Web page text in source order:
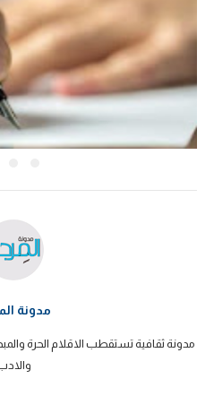
مدونة
مدونة ثقافية تستقطب الاقلام الحرة